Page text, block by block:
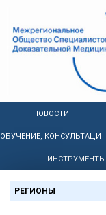
НОВОСТИ
ОБУЧЕНИЕ, КОНСУЛЬТАЦИИ
ИНСТРУМЕНТЫ
РЕГИОНЫ